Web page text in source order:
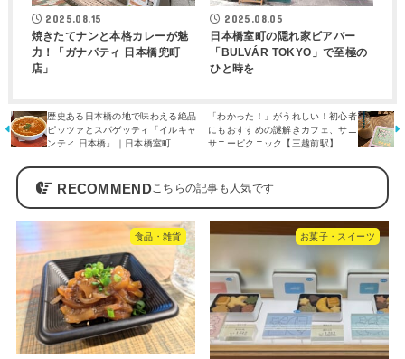
2025.08.15
焼きたてナンと本格カレーが魅
力！「ガナパティ 日本橋兜町
店」
2025.08.05
日本橋室町の隠れ家ビアバー
「BULVÁR TOKYO」で至極の
ひと時を
歴史ある日本橋の地で味わえる絶品
ピッツァとスパゲッティ「イルキャ
ンティ 日本橋」｜日本橋室町
「わかった！」がうれしい！初心者
にもおすすめの謎解きカフェ、サニ
サニーピクニック【三越前駅】
RECOMMEND
食品・雑貨 お菓子・スイーツ